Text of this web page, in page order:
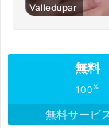
Valledupar
無料
100%
無料サービ